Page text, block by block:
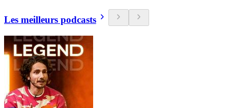
Les meilleurs podcasts